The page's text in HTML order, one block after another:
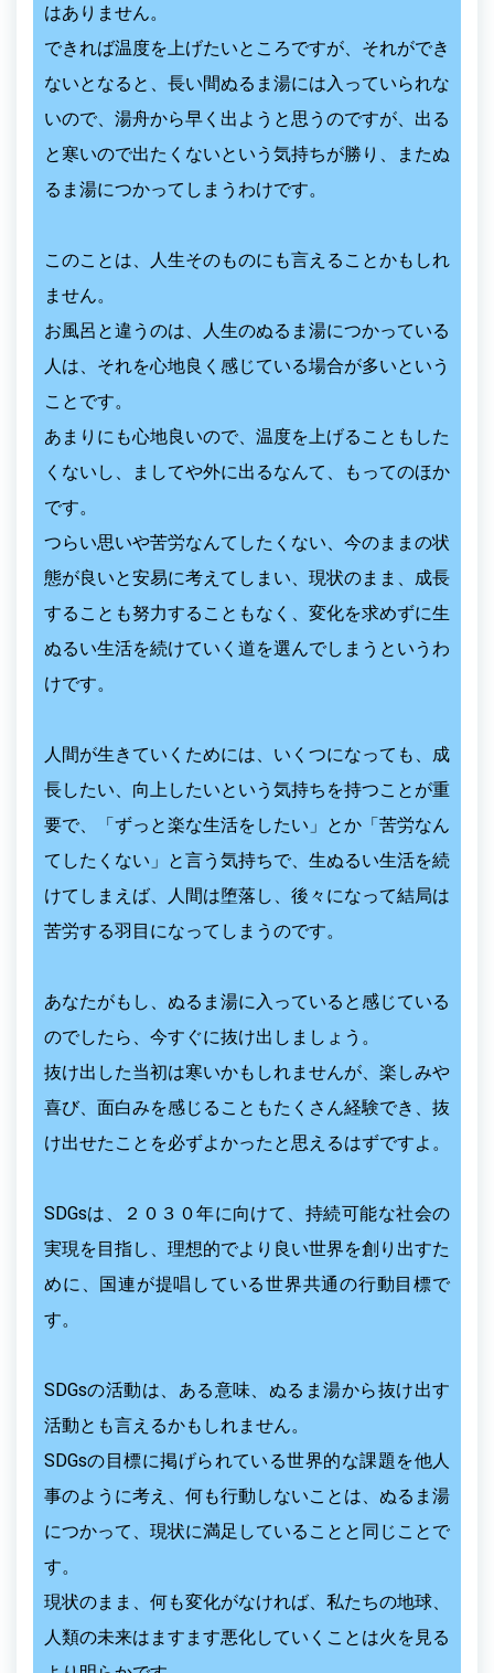
はありません。
できれば温度を上げたいところですが、それができ
ないとなると、長い間ぬるま湯には入っていられな
いので、湯舟から早く出ようと思うのですが、出る
と寒いので出たくないという気持ちが勝り、またぬ
るま湯につかってしまうわけです。
このことは、人生そのものにも言えることかもしれ
ません。
お風呂と違うのは、人生のぬるま湯につかっている
人は、それを心地良く感じている場合が多いという
ことです。
あまりにも心地良いので、温度を上げることもした
くないし、ましてや外に出るなんて、もってのほか
です。
つらい思いや苦労なんてしたくない、今のままの状
態が良いと安易に考えてしまい、現状のまま、成長
することも努力することもなく、変化を求めずに生
ぬるい生活を続けていく道を選んでしまうというわ
けです。
人間が生きていくためには、いくつになっても、成
長したい、向上したいという気持ちを持つことが重
要で、「ずっと楽な生活をしたい」とか「苦労なん
てしたくない」と言う気持ちで、生ぬるい生活を続
けてしまえば、人間は堕落し、後々になって結局は
苦労する羽目になってしまうのです。
あなたがもし、ぬるま湯に入っていると感じている
のでしたら、今すぐに抜け出しましょう。
抜け出した当初は寒いかもしれませんが、楽しみや
喜び、面白みを感じることもたくさん経験でき、抜
け出せたことを必ずよかったと思えるはずですよ。
SDGsは、２０３０年に向けて、持続可能な社会の
実現を目指し、理想的でより良い世界を創り出すた
めに、国連が提唱している世界共通の行動目標で
す。
SDGsの活動は、ある意味、ぬるま湯から抜け出す
活動とも言えるかもしれません。
SDGsの目標に掲げられている世界的な課題を他人
事のように考え、何も行動しないことは、ぬるま湯
につかって、現状に満足していることと同じことで
す。
現状のまま、何も変化がなければ、私たちの地球、
人類の未来はますます悪化していくことは火を見る